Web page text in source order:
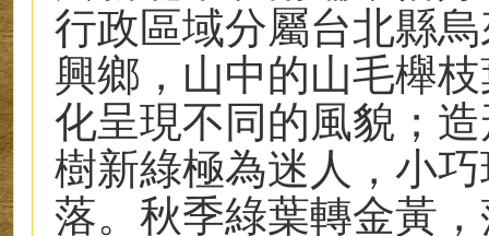
行政區域分屬台北縣
興鄉，山中的山毛櫸
化呈現不同的風貌；
樹新綠極為迷人，小
落。秋季綠葉轉金黃